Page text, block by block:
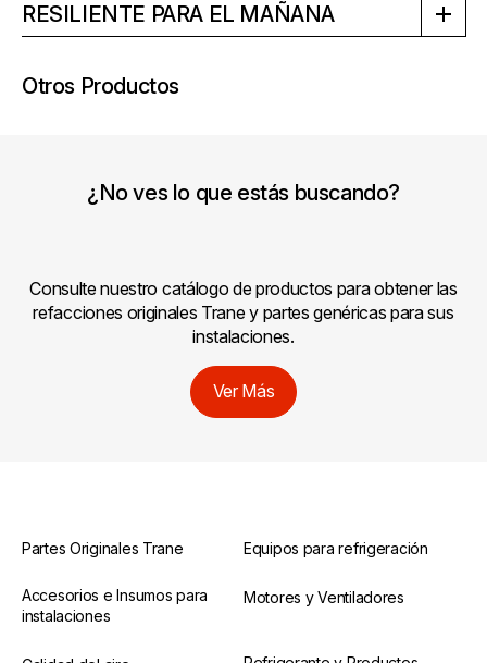
RESILIENTE PARA EL MAÑANA
Otros Productos
¿No ves lo que estás buscando?
Consulte nuestro catálogo de productos para obtener las
refacciones originales Trane y partes genéricas para sus
instalaciones.
Ver Más
Partes Originales Trane Equipos para refrigeración
Accesorios e Insumos para
instalaciones
Motores y Ventiladores